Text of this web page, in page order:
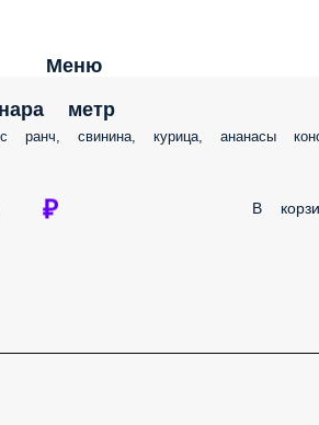
Меню
метр
ранч, свинина, курица, ананасы
₽ В